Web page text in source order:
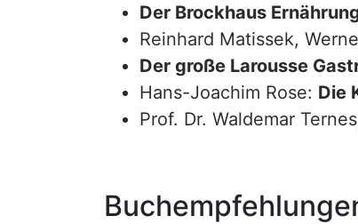
Der Brockhaus
Reinhard Matissek,
Der große Larousse
Hans-Joachim Rose: Die
Prof. Dr. Waldemar